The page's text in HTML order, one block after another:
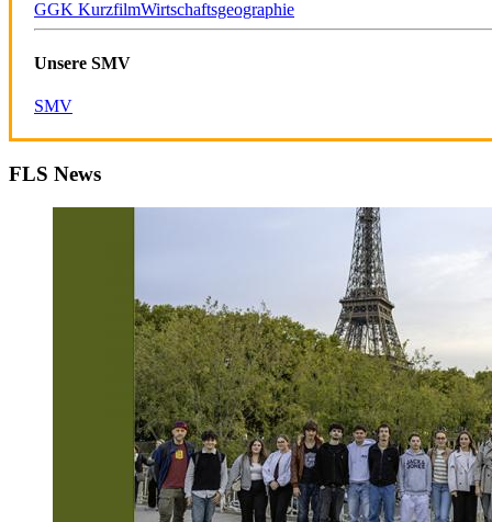
GGK KurzfilmWirtschaftsgeographie
Unsere SMV
SMV
FLS News